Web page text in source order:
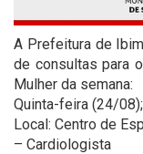
A Prefeitura de
de consultas para
Mulher da semana:
Quinta-feira (24/08);
Local: Centro de
– Cardiologista